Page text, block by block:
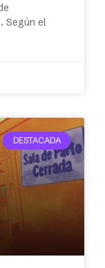
Según el
DESTACADA